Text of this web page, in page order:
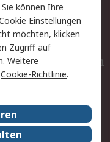
Batterien
können Ihre
Einstellungen
möchten, klicken
Zugriff auf
Weitere
Cookie-Richtlinie.